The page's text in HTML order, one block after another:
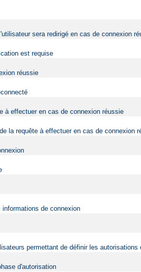
sera redirigé en cas de connexion
est requise
réussie
à effectuer en cas de connexion réussie
la requête à effectuer en cas de connexion
de connexion
permettant de définir les autorisations
d'autorisation